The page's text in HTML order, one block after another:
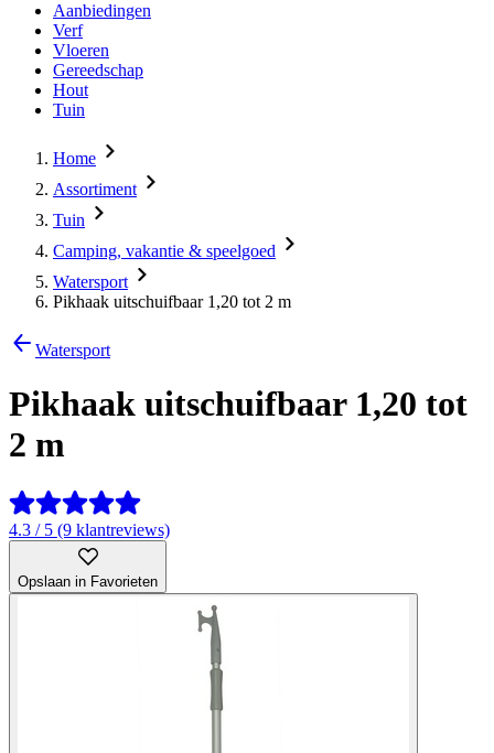
Aanbiedingen
Verf
Vloeren
Gereedschap
Hout
Tuin
Home
Assortiment
Tuin
Camping, vakantie & speelgoed
Watersport
Pikhaak uitschuifbaar 1,20 tot 2 m
Watersport
Pikhaak uitschuifbaar 1,20 tot
2 m
4.3 / 5 (9 klantreviews)
Opslaan in Favorieten